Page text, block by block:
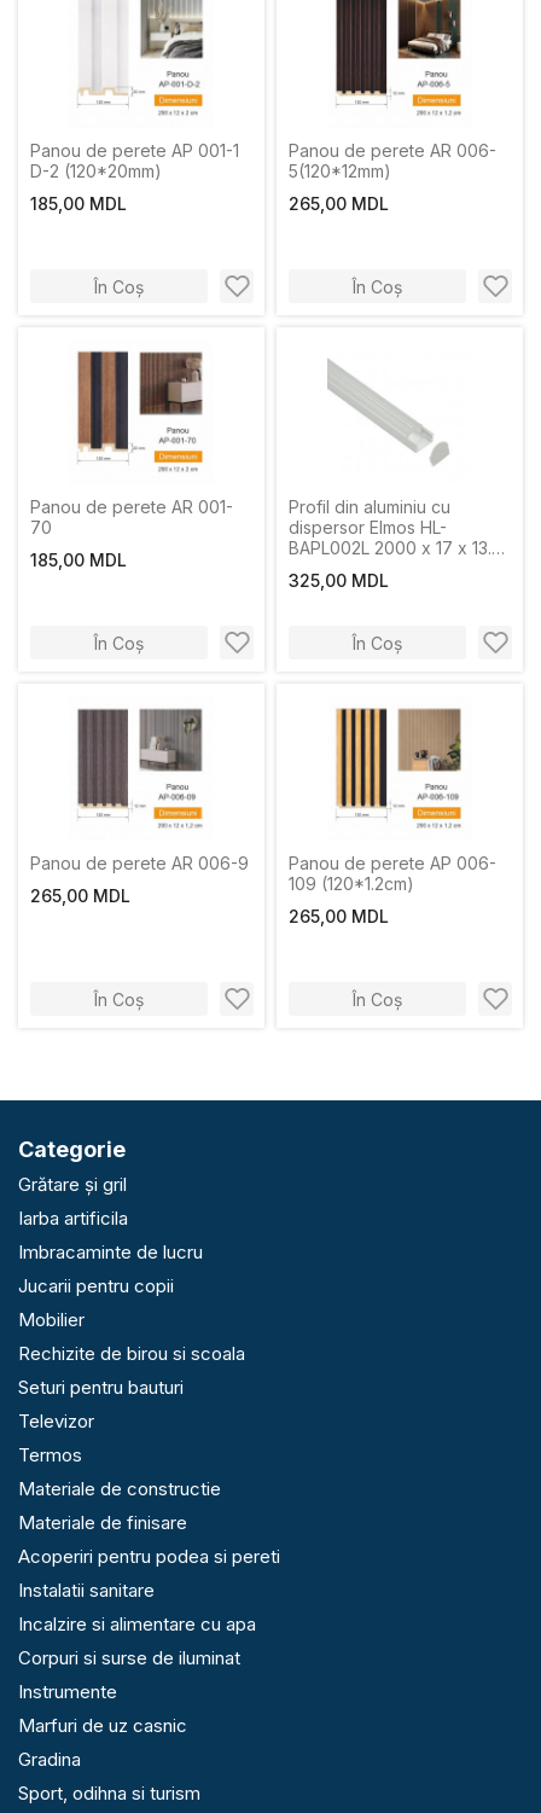
Panou de perete AP 001-1
D-2 (120*20mm)
185,00 MDL
În Coș
Panou de perete AR 006-
5(120*12mm)
265,00 MDL
În Coș
Panou de perete AR 001-
70
185,00 MDL
În Coș
Profil din aluminiu cu
dispersor Elmos HL-
BAPL002L 2000 x 17 x 13.7
325,00 MDL
În Coș
Panou de perete AR 006-9
265,00 MDL
În Coș
Panou de perete AP 006-
109 (120*1.2cm)
265,00 MDL
În Coș
Categorie
Grătare și gril
Iarba artificila
Imbracaminte de lucru
Jucarii pentru copii
Mobilier
Rechizite de birou si scoala
Seturi pentru bauturi
Televizor
Termos
Materiale de constructie
Materiale de finisare
Acoperiri pentru podea si pereti
Instalatii sanitare
Incalzire si alimentare cu apa
Corpuri si surse de iluminat
Instrumente
Marfuri de uz casnic
Gradina
Sport, odihna si turism